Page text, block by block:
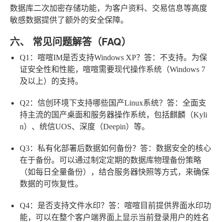
数据库二次加密存储功能，为客户资料、交易信息等高度
敏感数据提供了额外的安全保障。
六、 常见问题解答（FAQ）
Q1：喧喧IM是否支持Windows XP？ 答：不支持。为保
证安全性和性能，喧喧需要现代操作系统（Windows 7
及以上）的支持。
Q2：信创环境下支持哪些国产Linux系统？ 答：全面支
持主流的国产桌面和服务器操作系统，包括麒麟（Kyli
n）、统信UOS、深度（Deepin）等。
Q3：私有化部署后数据如何备份？ 答：数据安全的核心
在于备份。可以通过制定定期的数据库物理备份策略
（如每日全量备份），结合服务器快照等方式，来确保
数据的可恢复性。
Q4：是否支持文件水印？ 答：喧喧目前提供界面水印功
能，可以在整个客户端界面上显示当前登录用户的姓名